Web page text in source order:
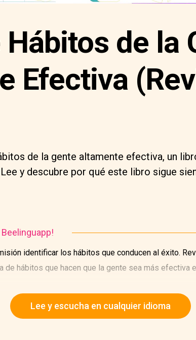
de la
Efectiva
de la gente altamente efectiva, un
y descubre por qué este libro sigue
identificar los hábitos que conducen al éxito.
hábitos que hacen que la gente sea más efectiva
7 hábitos de la gente altamente efectiva",
tres capítulos se centran en la autodisciplina.
Lee y escucha en cualquier idioma